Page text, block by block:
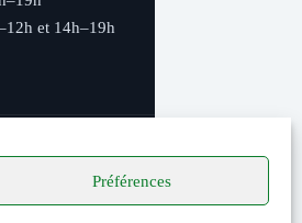
Préférences
et 14h–19h